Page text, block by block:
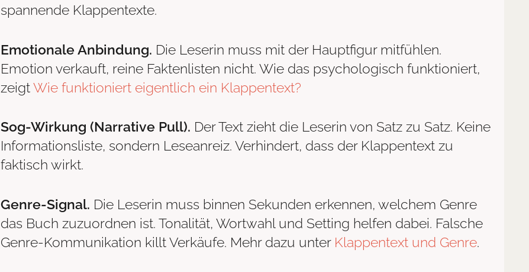
spannende Klappentexte.
Emotionale Anbindung. Die Leserin muss mit der Hauptfigur mitfühlen.
Emotion verkauft, reine Faktenlisten nicht. Wie das psychologisch funktioniert,
zeigtWie funktioniert eigentlich ein Klappentext?
Sog-Wirkung (Narrative Pull). Der Text zieht die Leserin von Satz zu Satz. Keine
Informationsliste, sondern Leseanreiz. Verhindert, dass der Klappentext zu
faktisch wirkt.
Genre-Signal. Die Leserin muss binnen Sekunden erkennen, welchem Genre
das Buch zuzuordnen ist. Tonalität, Wortwahl und Setting helfen dabei. Falsche
Genre-Kommunikation killt Verkäufe. Mehr dazu unter Klappentext und Genre.